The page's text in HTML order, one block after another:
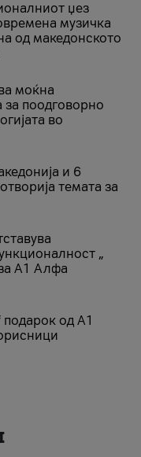
џез
музичка
од македонското
моќна
поодговорно
во
и 6
темата за
„
А1 Алфа
од А1